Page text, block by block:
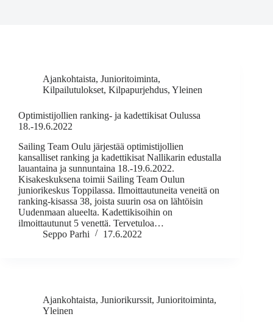
Ajankohtaista, Junioritoiminta,
Kilpailutulokset, Kilpapurjehdus, Yleinen
Optimistijollien ranking- ja kadettikisat Oulussa
18.-19.6.2022
Sailing Team Oulu järjestää optimistijollien
kansalliset ranking ja kadettikisat Nallikarin edustalla
lauantaina ja sunnuntaina 18.-19.6.2022.
Kisakeskuksena toimii Sailing Team Oulun
juniorikeskus Toppilassa. Ilmoittautuneita veneitä on
ranking-kisassa 38, joista suurin osa on lähtöisin
Uudenmaan alueelta. Kadettikisoihin on
ilmoittautunut 5 venettä. Tervetuloa…
Seppo Parhi
17.6.2022
Ajankohtaista, Juniorikurssit, Junioritoiminta,
Yleinen